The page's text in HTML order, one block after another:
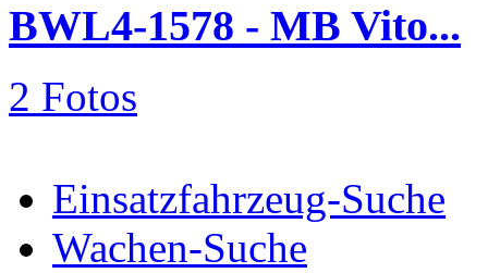
BWL4-1578 - MB Vito...
2 Fotos
Einsatzfahrzeug-Suche
Wachen-Suche